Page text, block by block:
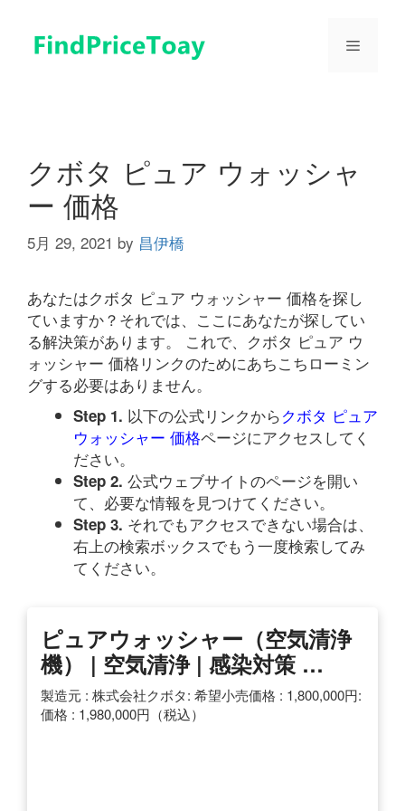
メ
クボタ ピュア ウォッシャ
ー 価格
5月 29, 2021 by 昌伊橋
あなたはクボタ ピュア ウォッシャー 価格を探し
ていますか？それでは、ここにあなたが探してい
る解決策があります。 これで、クボタ ピュア ウ
ォッシャー 価格リンクのためにあちこちローミン
グする必要はありません。
Step 1. 以下の公式リンクからクボタ ピュア
ウォッシャー 価格ページにアクセスしてく
ださい。
Step 2. 公式ウェブサイトのページを開い
て、必要な情報を見つけてください。
Step 3. それでもアクセスできない場合は、
右上の検索ボックスでもう一度検索してみ
てください。
ピュアウォッシャー（空気清浄
機） | 空気清浄 | 感染対策 …
製造元 : 株式会社クボタ: 希望小売価格 : 1,800,000円:
価格 : 1,980,000円（税込）